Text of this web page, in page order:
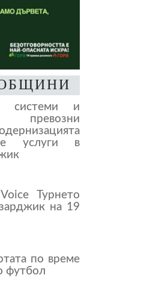
системи и
превозни
услуги в
Турнето
на 19
по време
футбол